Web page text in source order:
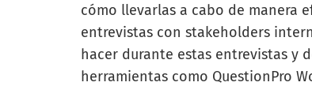
cómo llevarlas a cabo de manera
entrevistas con stakeholders
hacer durante estas entrevistas y
herramientas como QuestionPro